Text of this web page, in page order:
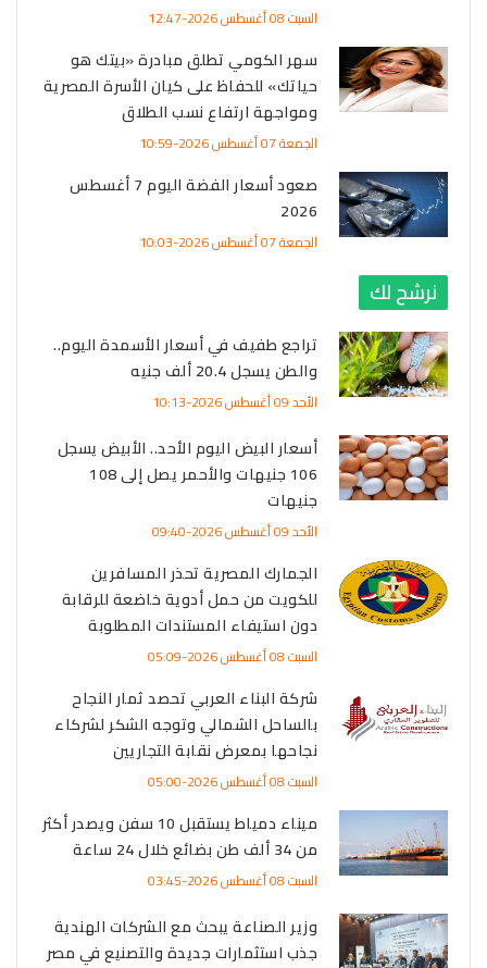
السبت 08 أغسطس 2026-12:47
سهر الكومي تطلق مبادرة «بيتك هو
حياتك» للحفاظ على كيان الأسرة المصرية
ومواجهة ارتفاع نسب الطلاق
الجمعة 07 أغسطس 2026-10:59
صعود أسعار الفضة اليوم 7 أغسطس
2026
الجمعة 07 أغسطس 2026-10:03
نرشح لك
تراجع طفيف في أسعار الأسمدة اليوم..
والطن يسجل 20.4 ألف جنيه
الأحد 09 أغسطس 2026-10:13
أسعار البيض اليوم الأحد.. الأبيض يسجل
106 جنيهات والأحمر يصل إلى 108
جنيهات
الأحد 09 أغسطس 2026-09:40
الجمارك المصرية تحذر المسافرين
للكويت من حمل أدوية خاضعة للرقابة
دون استيفاء المستندات المطلوبة
السبت 08 أغسطس 2026-05:09
شركة البناء العربي تحصد ثمار النجاح
بالساحل الشمالي وتوجه الشكر لشركاء
نجاحها بمعرض نقابة التجاريين
السبت 08 أغسطس 2026-05:00
ميناء دمياط يستقبل 10 سفن ويصدر أكثر
من 34 ألف طن بضائع خلال 24 ساعة
السبت 08 أغسطس 2026-03:45
وزير الصناعة يبحث مع الشركات الهندية
جذب استثمارات جديدة والتصنيع في مصر